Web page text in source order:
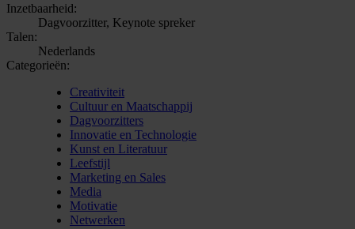
Inzetbaarheid:
Dagvoorzitter, Keynote spreker
Talen:
Nederlands
Categorieën:
Creativiteit
Cultuur en Maatschappij
Dagvoorzitters
Innovatie en Technologie
Kunst en Literatuur
Leefstijl
Marketing en Sales
Media
Motivatie
Netwerken